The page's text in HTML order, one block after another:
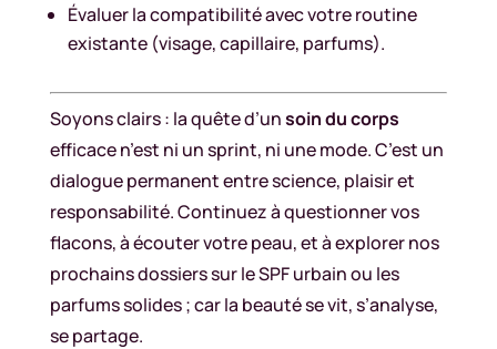
Évaluer la compatibilité avec votre routine
existante (visage, capillaire, parfums).
Soyons clairs : la quête d’unsoin du corps
efficace n’est ni un sprint, ni une mode. C’est un
dialogue permanent entre science, plaisir et
responsabilité. Continuez à questionner vos
flacons, à écouter votre peau, et à explorer nos
prochains dossiers sur le SPF urbain ou les
parfums solides ; car la beauté se vit, s’analyse,
se partage.